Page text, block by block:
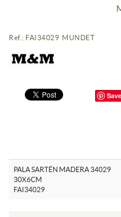
Ref.: FAI34029 MUNDET
Save
PALA SARTÉN MADERA 34029
30X6CM
FAI34029